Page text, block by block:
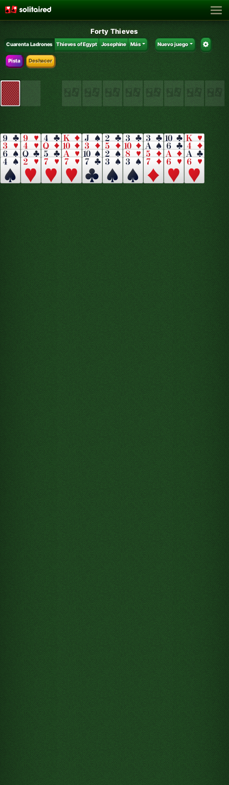
Forty Thieves
Cuarenta Ladrones Thieves of Egypt Josephine Más Nuevo juego
Pista Deshacer